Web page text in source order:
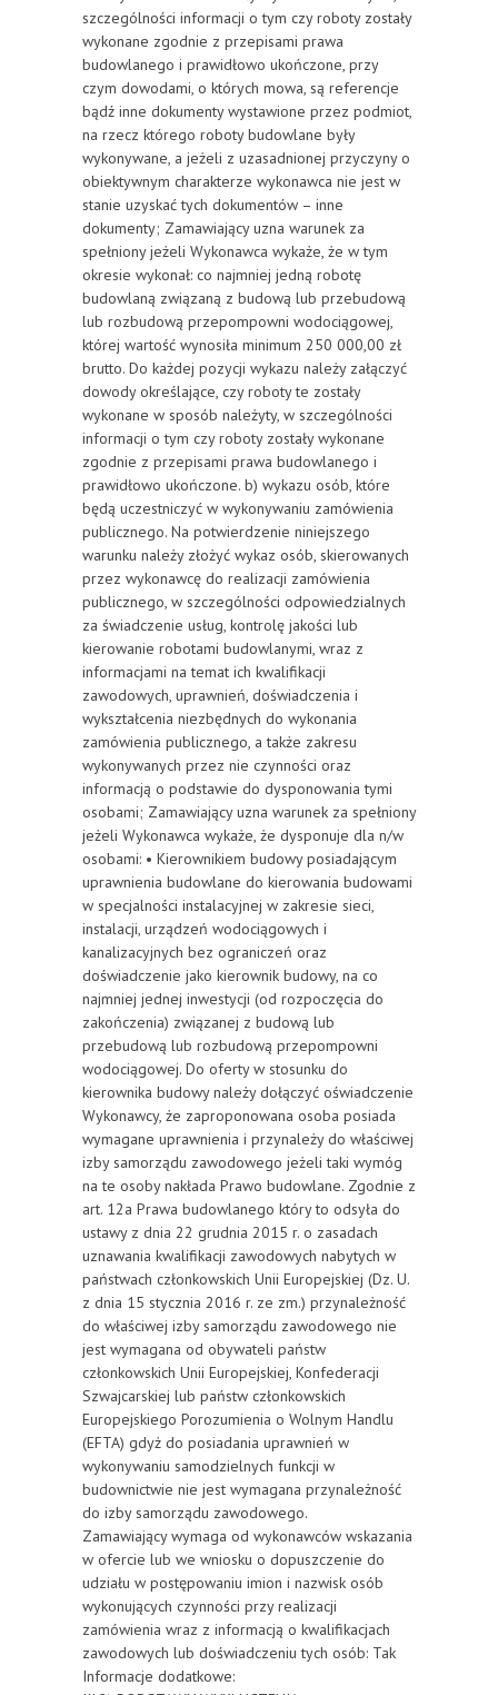
szczególności informacji o tym czy roboty zostały
wykonane zgodnie z przepisami prawa
budowlanego i prawidłowo ukończone, przy
czym dowodami, o których mowa, są referencje
bądź inne dokumenty wystawione przez podmiot,
na rzecz którego roboty budowlane były
wykonywane, a jeżeli z uzasadnionej przyczyny o
obiektywnym charakterze wykonawca nie jest w
stanie uzyskać tych dokumentów – inne
dokumenty; Zamawiający uzna warunek za
spełniony jeżeli Wykonawca wykaże, że w tym
okresie wykonał: co najmniej jedną robotę
budowlaną związaną z budową lub przebudową
lub rozbudową przepompowni wodociągowej,
której wartość wynosiła minimum 250 000,00 zł
brutto. Do każdej pozycji wykazu należy załączyć
dowody określające, czy roboty te zostały
wykonane w sposób należyty, w szczególności
informacji o tym czy roboty zostały wykonane
zgodnie z przepisami prawa budowlanego i
prawidłowo ukończone. b) wykazu osób, które
będą uczestniczyć w wykonywaniu zamówienia
publicznego. Na potwierdzenie niniejszego
warunku należy złożyć wykaz osób, skierowanych
przez wykonawcę do realizacji zamówienia
publicznego, w szczególności odpowiedzialnych
za świadczenie usług, kontrolę jakości lub
kierowanie robotami budowlanymi, wraz z
informacjami na temat ich kwalifikacji
zawodowych, uprawnień, doświadczenia i
wykształcenia niezbędnych do wykonania
zamówienia publicznego, a także zakresu
wykonywanych przez nie czynności oraz
informacją o podstawie do dysponowania tymi
osobami; Zamawiający uzna warunek za spełniony
jeżeli Wykonawca wykaże, że dysponuje dla n/w
osobami: • Kierownikiem budowy posiadającym
uprawnienia budowlane do kierowania budowami
w specjalności instalacyjnej w zakresie sieci,
instalacji, urządzeń wodociągowych i
kanalizacyjnych bez ograniczeń oraz
doświadczenie jako kierownik budowy, na co
najmniej jednej inwestycji (od rozpoczęcia do
zakończenia) związanej z budową lub
przebudową lub rozbudową przepompowni
wodociągowej. Do oferty w stosunku do
kierownika budowy należy dołączyć oświadczenie
Wykonawcy, że zaproponowana osoba posiada
wymagane uprawnienia i przynależy do właściwej
izby samorządu zawodowego jeżeli taki wymóg
na te osoby nakłada Prawo budowlane. Zgodnie z
art. 12a Prawa budowlanego który to odsyła do
ustawy z dnia 22 grudnia 2015 r. o zasadach
uznawania kwalifikacji zawodowych nabytych w
państwach członkowskich Unii Europejskiej (Dz. U.
z dnia 15 stycznia 2016 r. ze zm.) przynależność
do właściwej izby samorządu zawodowego nie
jest wymagana od obywateli państw
członkowskich Unii Europejskiej, Konfederacji
Szwajcarskiej lub państw członkowskich
Europejskiego Porozumienia o Wolnym Handlu
(EFTA) gdyż do posiadania uprawnień w
wykonywaniu samodzielnych funkcji w
budownictwie nie jest wymagana przynależność
do izby samorządu zawodowego.
Zamawiający wymaga od wykonawców wskazania
w ofercie lub we wniosku o dopuszczenie do
udziału w postępowaniu imion i nazwisk osób
wykonujących czynności przy realizacji
zamówienia wraz z informacją o kwalifikacjach
zawodowych lub doświadczeniu tych osób: Tak
Informacje dodatkowe: